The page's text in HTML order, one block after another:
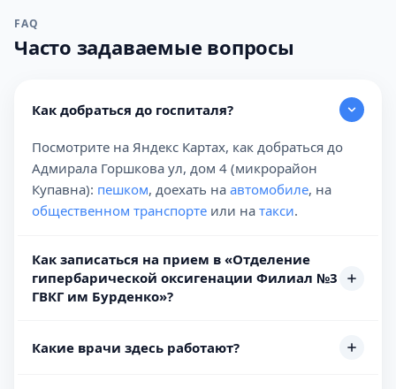
FAQ
Часто задаваемые вопросы
Как добраться до госпиталя?
Посмотрите на Яндекс Картах, как добраться до
Адмирала Горшкова ул, дом 4 (микрорайон
Купавна): пешком, доехать на автомобиле, на
общественном транспорте или на такси.
Как записаться на прием в «Отделение
гипербарической оксигенации Филиал №3
ГВКГ им Бурденко»?
Какие врачи здесь работают?